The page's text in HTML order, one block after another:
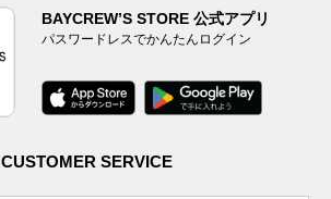
BAYCREW’S STORE 公式アプリ
パスワードレスでかんたんログイン
CUSTOMER SERVICE